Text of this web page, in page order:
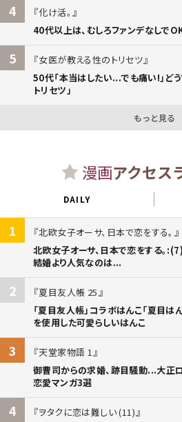
4
化け活。
40代以上は、むしろファンデなしで
5
女医が教える性のトリセツ
50代「本当はしたい...でも痛い!」ど
トリセツ」
もっと見る
漫画アクセス
DAILY
1
北欧女子オーサ、日本で恋をする。
北欧女子オーサ、日本で恋をする。
結婚より人気なのは...
2
夏目友人帳 25
「夏目友人帳」コラボはんこ「夏目は
を使用した可愛らしいはんこ
3
天堂家物語 1
御曹司からの求婚、跡目騒動...大正
恋愛マンガ3選
4
ヲタクに恋は難しい (11)